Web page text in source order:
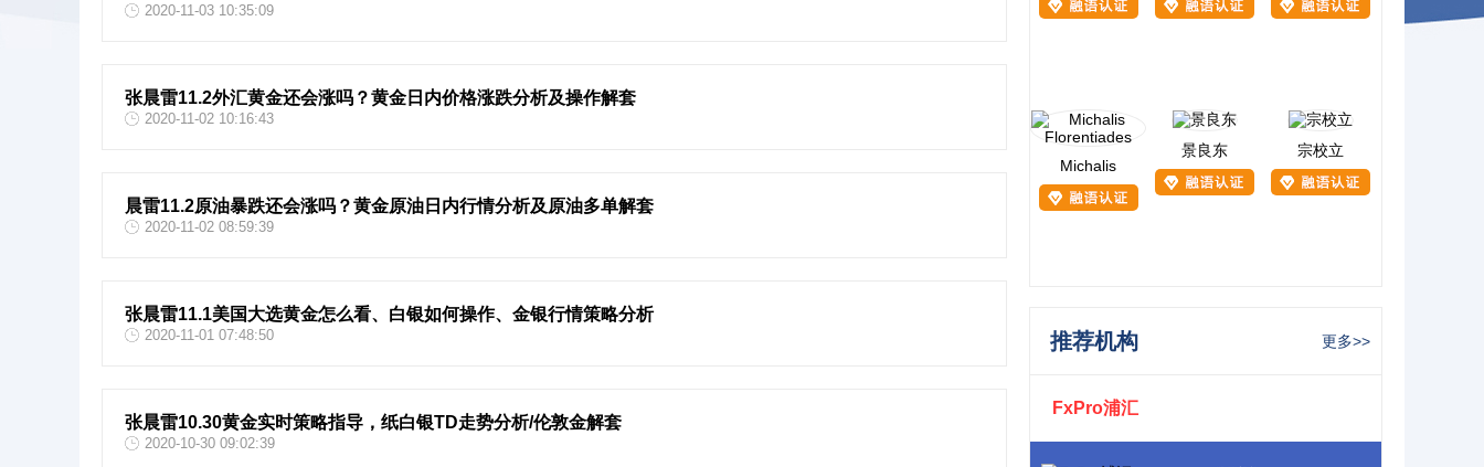
2020-11-03 10:35:09
张晨雷11.2外汇黄金还会涨吗？黄金日内价格涨跌分析及操作解套
2020-11-02 10:16:43
晨雷11.2原油暴跌还会涨吗？黄金原油日内行情分析及原油多单解套
2020-11-02 08:59:39
张晨雷11.1美国大选黄金怎么看、白银如何操作、金银行情策略分析
2020-11-01 07:48:50
张晨雷10.30黄金实时策略指导，纸白银TD走势分析/伦敦金解套
2020-10-30 09:02:39
Michalis
景良东 宗校立
推荐机构 更多>>
FxPro浦汇